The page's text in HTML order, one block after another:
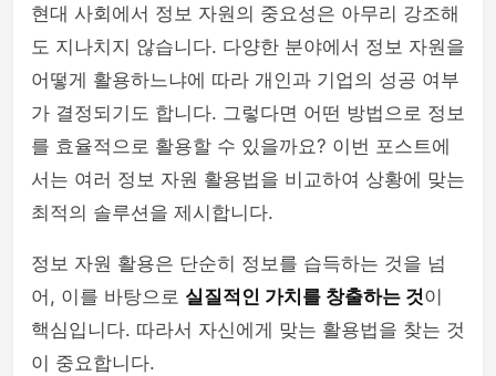
현대 사회에서 정보 자원의 중요성은 아무리 강조해
도 지나치지 않습니다. 다양한 분야에서 정보 자원을
어떻게 활용하느냐에 따라 개인과 기업의 성공 여부
가 결정되기도 합니다. 그렇다면 어떤 방법으로 정보
를 효율적으로 활용할 수 있을까요? 이번 포스트에
서는 여러 정보 자원 활용법을 비교하여 상황에 맞는
최적의 솔루션을 제시합니다.
정보 자원 활용은 단순히 정보를 습득하는 것을 넘
어, 이를 바탕으로 실질적인 가치를 창출하는 것이
핵심입니다. 따라서 자신에게 맞는 활용법을 찾는 것
이 중요합니다.